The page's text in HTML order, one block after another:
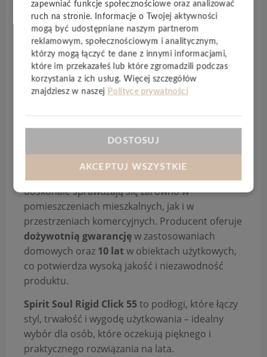
właściwości akustyczne.
KolekcjaSpirit Soulwyróżnia się szeroką gamą
realistycznych dekorów – od naturalnych
struktur drewna po nowoczesne wzory kamienia
– wykończonych ultra matową powierzchnią
która podkreśla autentyczny charakter podłogi.
odporna na zarysowaniaoraz
codziennej pielęgnacji.
doskonale sprawdzają się zarówno w
pomieszczeniach mieszkalnych, jak i w
przestrzeniach komercyjnych. Producent oferuje
dożywotnią gwarancjęw zastosowaniach
domowych oraz 10 latw obiektach użytkowych,
co potwierdza wysoką jakość i niezawodność
produktu.
Spirit Soul Rigid Click 55to podłogi, które łączy
styl, trwałość i wygodę użytkowania – idealny
wybór dla osób, które oczekują pięknego i
praktycznego rozwiązania na lata.
zapewniać funkcje społecznościowe oraz analizować
ruch na stronie. Informacje o Twojej aktywności
mogą być udostępniane naszym partnerom
reklamowym, społecznościowym i analitycznym,
którzy mogą łączyć te dane z innymi informacjami,
które im przekazałeś lub które zgromadzili podczas
korzystania z ich usług. Więcej szczegółów
znajdziesz w naszej Polityce prywatności
DOSTOSUJ
AKCEPTUJ WSZYSTKIE